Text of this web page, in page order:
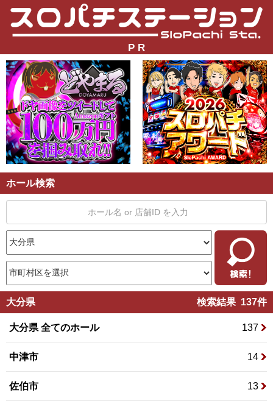
P R
ホール検索
大分県 検索結果 137件
大分県 全てのホール 137
中津市 14
佐伯市 13